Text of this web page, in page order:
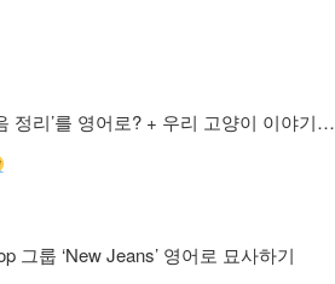
정리’를 영어로? + 우리 고양이 이야기…
그룹 ‘New Jeans’ 영어로 묘사하기